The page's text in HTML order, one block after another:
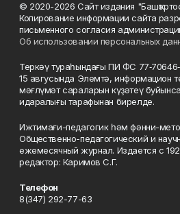
© 2020-2026 Сайт издания
Копирование информации сайта
письменного согласия
Об использовании персональных
Теркәү тураһындағы ПИ ФС
15 авгусында Элемтә, информацион
мәғлүмәт сараларын күҙәтеү
идаралығы тарафынан бирелде.
Ижтимағи-педагогик һәм фәнни-
Общественно-педагогический и
ежемесячный журнал. Издается с
редактор: Каримов С.Г.
Телефон
8(347) 292-77-63